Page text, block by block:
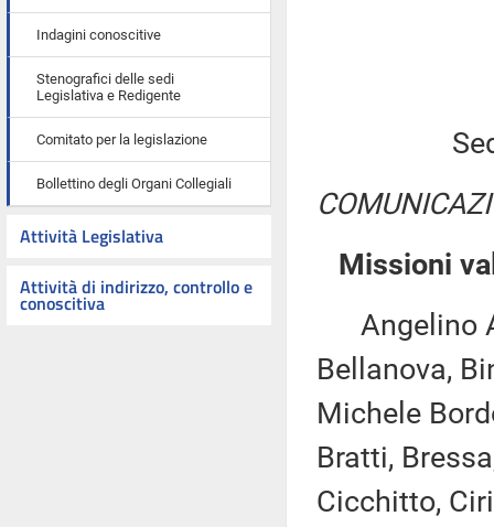
Indagini conoscitive
Stenografici delle sedi
Legislativa e Redigente
Comitato per la legislazione
Bollettino degli Organi Collegiali
Attività Legislativa
Attività di indirizzo, controllo e
conoscitiva
Missioni
Angelino
Bellanova,
Michele
Bratti,
Cicchitto,